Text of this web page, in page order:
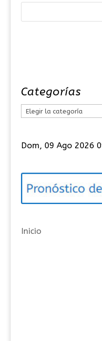
Categorías
e
o
í
s
Dom, 09 Ago 2026
Inicio